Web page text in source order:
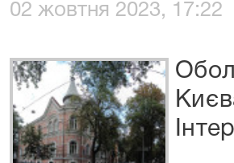
02 жовтня 2023, 17:22